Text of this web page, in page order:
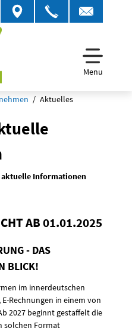
Menu
Aktuelles
aktuelle Informationen
AB 01.01.2025
- DAS
BLICK!
im innerdeutschen
Rechnungen in einem von
2027 beginnt gestaffelt die
solchen Format